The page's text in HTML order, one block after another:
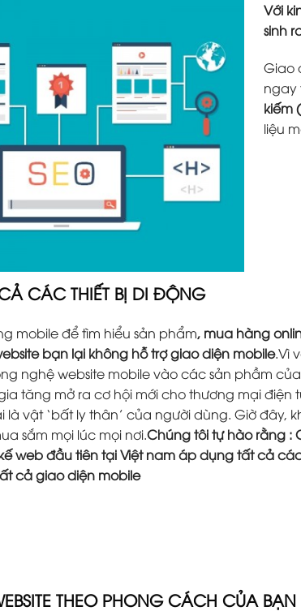
Với
sinh
Giao
ngay
kiếm
liệu
CÁC THIẾT BỊ DI ĐỘNG
mobile để tìm hiểu sản phẩm, mua hàng
bạn lại không hỗ trợ giao diện mobile.Vì
nghệ website mobile vào các sản phầm
tăng mở ra cơ hội mới cho thương mại điện
là vật ‘bất ly thân’ của người dùng. Giờ đây,
sắm mọi lúc mọi nơi.Chúng tôi tự hào rằng :
web đầu tiên tại Việt nam áp dụng tất cả
cả giao diện mobile
THEO PHONG CÁCH CỦA BẠN